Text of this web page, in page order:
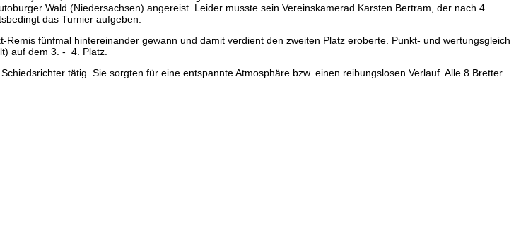
Wald (Niedersachsen) angereist. Leider musste sein Vereinskamerad Karsten Bertram, der nach 4
das Turnier aufgeben.
fünfmal hintereinander gewann und damit verdient den zweiten Platz eroberte. Punkt- und wertungsgleich
auf dem 3. - 4. Platz.
tätig. Sie sorgten für eine entspannte Atmosphäre bzw. einen reibungslosen Verlauf. Alle 8 Bretter